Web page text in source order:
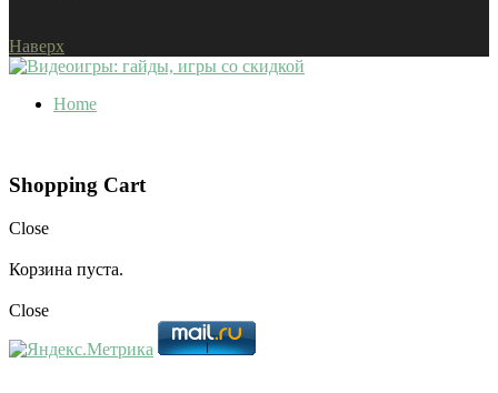
Наверх
Home
Shopping Cart
Close
Корзина пуста.
Close